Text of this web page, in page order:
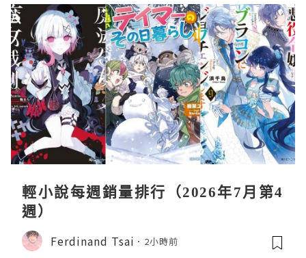
輕小說每週銷量排行（2026年7月第4
週）
Ferdinand Tsai 2小時前